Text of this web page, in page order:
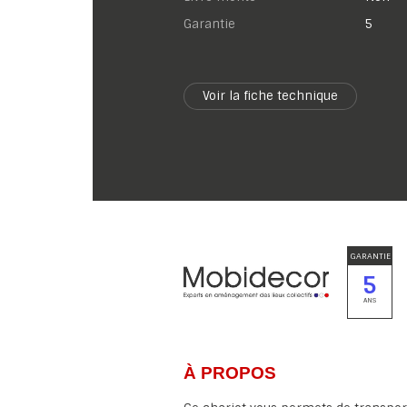
garantie
5
Voir la fiche technique
GARANTIE
5
ANS
À PROPOS